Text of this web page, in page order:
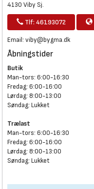
4130 Viby Sj.
Tlf: 46193072
Email: viby@bygma.dk
Åbningstider
Butik
Man-tors: 6:00-16:30
Fredag: 6:00-16:00
Lørdag: 8:00-13:00
Søndag: Lukket
Trælast
Man-tors: 6:00-16:30
Fredag: 6:00-16:00
Lørdag: 8:00-13:00
Søndag: Lukket